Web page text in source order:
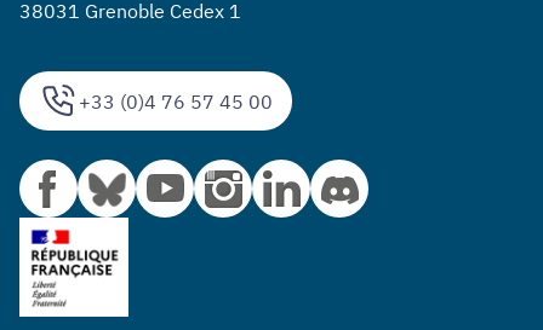
+33 (0)4 76 57 45 00
38031 Grenoble Cedex 1